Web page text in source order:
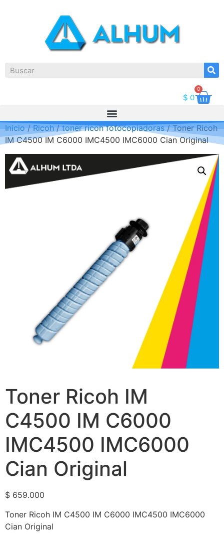
$ 0
0
Inicio/Ricoh/toner ricoh fotocopiadoras/ Toner Ricoh
IM C4500 IM C6000 IMC4500 IMC6000 Cian Original
Toner Ricoh IM
C4500 IM C6000
IMC4500 IMC6000
Cian Original
$ 659.000
Toner Ricoh IM C4500 IM C6000 IMC4500 IMC6000
Cian Original